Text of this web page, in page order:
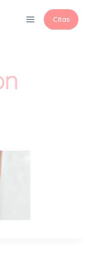
Citas